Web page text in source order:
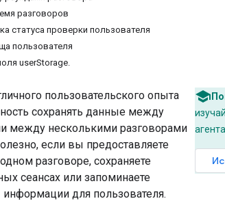
разговоров
статуса проверки пользователя
пользователя
userStorage.
пользовательского опыта
сохранять данные между
между несколькими разговорами
если вы предоставляете
разговоре, сохраняете
сеансах или запоминаете
для пользователя.